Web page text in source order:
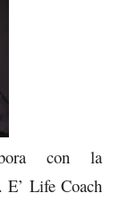
con la
E’ Life Coach